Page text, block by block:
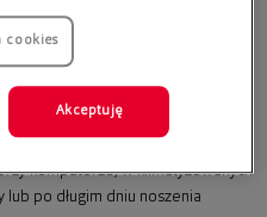
kontaktowych
soczewki, które chcą zadbać o
objawy suchości oka.
oka, łagodzić dyskomfort oraz
komputerze, w klimatyzowanych
po długim dniu noszenia
cookies
Akceptuję